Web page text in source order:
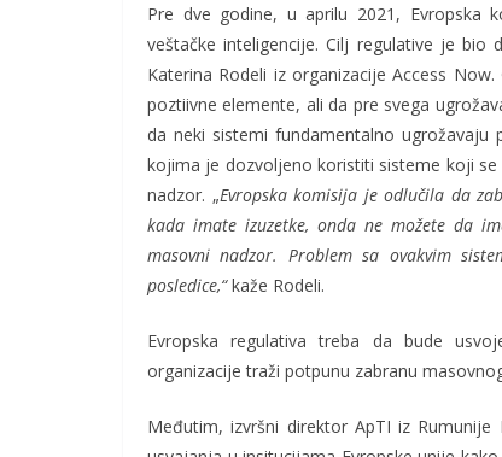
Pre dve godine, u aprilu 2021, Evropska
veštačke inteligencije. Cilj regulative je
Katerina Rodeli iz organizacije Access
poztiivne elemente, ali da pre svega
da neki sistemi fundamentalno
kojima je dozvoljeno koristiti sisteme koji
nadzor. „Evropska komisija je odlučila da
kada imate izuzetke, onda ne možete da
masovni nadzor. Problem sa ovakvim
posledice,“kaže Rodeli.
Evropska regulativa treba da bude
organizacije traži potpunu zabranu
Međutim, izvršni direktor ApTI iz